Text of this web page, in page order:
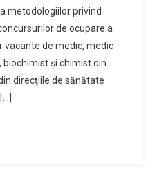
metodologiilor privind
de ocupare a
de medic, medic
şi chimist din
direcţiile de sănătate